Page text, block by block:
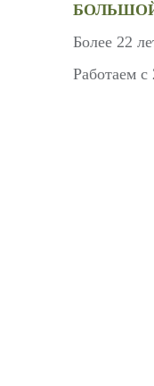
Более 22
Работаем с